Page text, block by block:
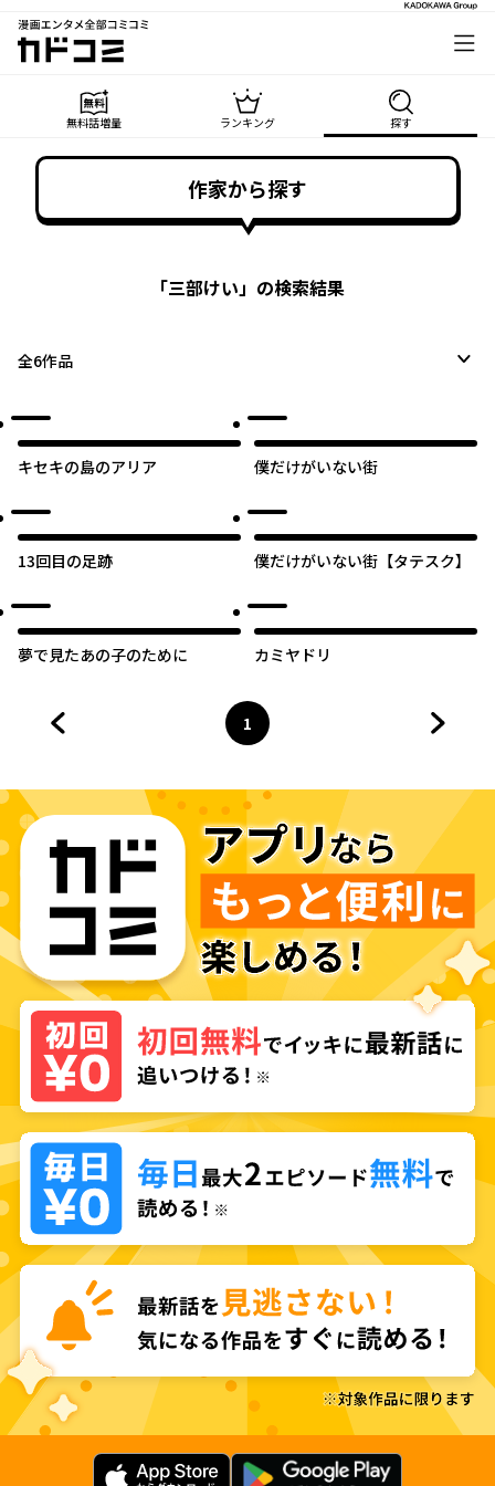
漫画エンタメ全部コミコミ
カドコミ
無料話増量 ランキング 探す
作家から探す
「三部けい」の検索結果
全6作品
キセキの島のアリア 僕だけがいない街
13回目の足跡 僕だけがいない街【タテスク】
夢で見たあの子のために カミヤドリ
ページ
1
へ